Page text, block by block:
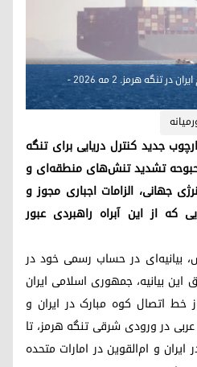
کشتی کانتینری همونا با پرچم ایران در تنگه هرمز. ۲ مه ۲۰۲۶ -
ـ ایران چارچوب جدید کنترل دریایی برای تنگه
تشدید تنش‌های منطقه‌ای و
جهانی، الزامات اجباری مجوز و
که از این آبراه راهبردی عبور
بیانیه‌ای در حساب رسمی خود در
بیانیه، جمهوری اسلامی ایران
خط اتصال کوه مبارک در ایران و
در ورودی شرقی تنگه هرمز، تا
و ام‌القوین در امارات متحده